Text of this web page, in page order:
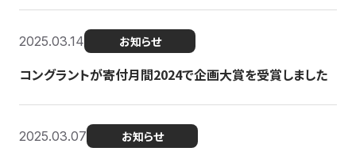
2025.03.14 お知らせ
コングラントが寄付月間2024で企画大賞を受賞しました
2025.03.07 お知らせ